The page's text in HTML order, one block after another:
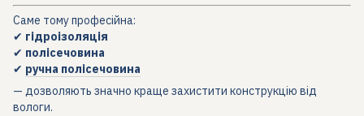
Саме тому професійна:
✔ гідроізоляція
✔ полісечовина
✔ ручна полісечовина
— дозволяють значно краще захистити конструкцію від
вологи.